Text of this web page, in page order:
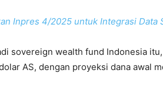
Inpres 4/2025 untuk Integrasi Data
sovereign wealth fund Indonesia
AS, dengan proyeksi dana awal